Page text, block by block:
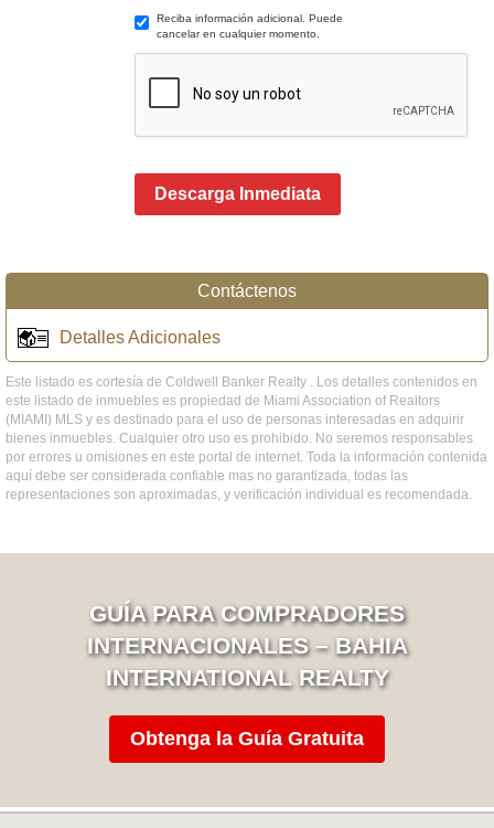
Reciba información adicional. Puede
cancelar en cualquier momento.
Descarga Inmediata
Contáctenos
Detalles Adicionales
Este listado es cortesía de Coldwell Banker Realty . Los detalles contenidos en
este listado de inmuebles es propiedad de Miami Association of Realtors
(MIAMI) MLS y es destinado para el uso de personas interesadas en adquirir
bienes inmuebles. Cualquier otro uso es prohibido. No seremos responsables
por errores u omisiones en este portal de internet. Toda la información contenida
aquí debe ser considerada confiable mas no garantizada, todas las
representaciones son aproximadas, y verificación individual es recomendada.
GUÍA PARA COMPRADORES
INTERNACIONALES – BAHIA
INTERNATIONAL REALTY
Obtenga la Guía Gratuita